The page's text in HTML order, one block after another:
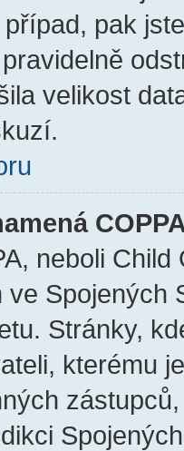
pak
velikost
neboli
ve Spojených
Stránky,
kterému